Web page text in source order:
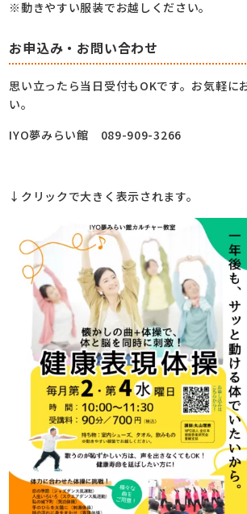
※動きやすい服装でお越しください。
お申込み・お問い合わせ
思い立ったら当日受付もOKです。お気軽に
い。
IYO夢みらい館 089-909-3266
↓クリックで大きく表示されます。